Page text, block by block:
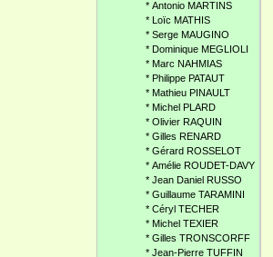
* Antonio MARTINS
* Loïc MATHIS
* Serge MAUGINO
* Dominique MEGLIOLI
* Marc NAHMIAS
* Philippe PATAUT
* Mathieu PINAULT
* Michel PLARD
* Olivier RAQUIN
* Gilles RENARD
* Gérard ROSSELOT
* Amélie ROUDET-DAVY
* Jean Daniel RUSSO
* Guillaume TARAMINI
* Céryl TECHER
* Michel TEXIER
* Gilles TRONSCORFF
* Jean-Pierre TUFFIN